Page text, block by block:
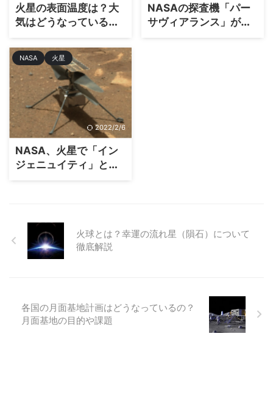
火星の表面温度は？大
気はどうなっている
の？
NASAの探査機「パー
サヴィアランス」が火
星に無事に到着
NASA 火星
2022/2/6
NASA、火星で「イン
ジェニュイティ」とい
うヘリコプターの飛行
火球とは？幸運の流れ星（隕石）について
徹底解説
各国の月面基地計画はどうなっているの？
月面基地の目的や課題